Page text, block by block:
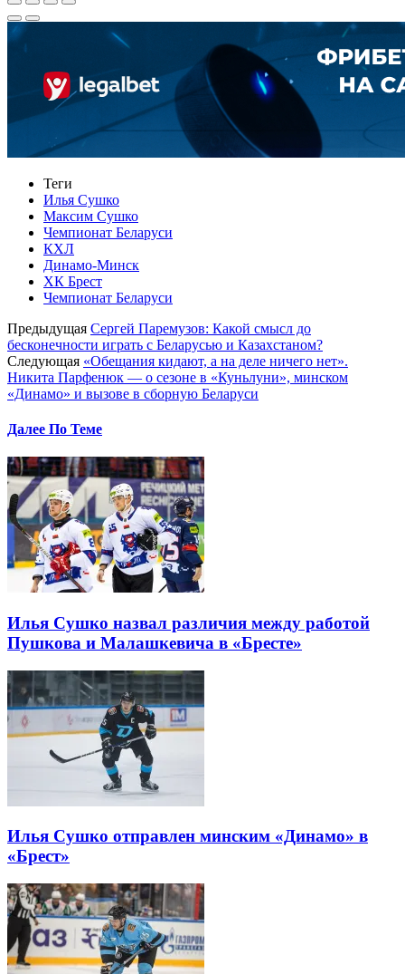
Теги
Илья Сушко
Максим Сушко
Чемпионат Беларуси
КХЛ
Динамо-Минск
ХК Брест
Чемпионат Беларуси
Предыдущая Сергей Паремузов: Какой смысл до
бесконечности играть с Беларусью и Казахстаном?
Следующая «Обещания кидают, а на деле ничего нет».
Никита Парфенюк — о сезоне в «Куньлуни», минском
«Динамо» и вызове в сборную Беларуси
Далее По Теме
Илья Сушко назвал различия между работой
Пушкова и Малашкевича в «Бресте»
Илья Сушко отправлен минским «Динамо» в
«Брест»